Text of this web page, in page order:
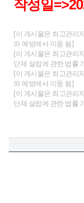
작성일
[이 게시물은 최고관리
와 예방에서 이동 됨]
[이 게시물은 최고관리
단체 설립에 관한 법률
[이 게시물은 최고관리
와 예방에서 이동 됨]
[이 게시물은 최고관리
단체 설립에 관한 법률